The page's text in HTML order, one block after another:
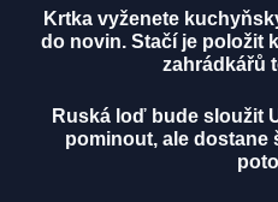
Krtka vyženete
do novin. Stačí je položit
zahrádkářů
Ruská loď bude sloužit
pominout, ale dostane